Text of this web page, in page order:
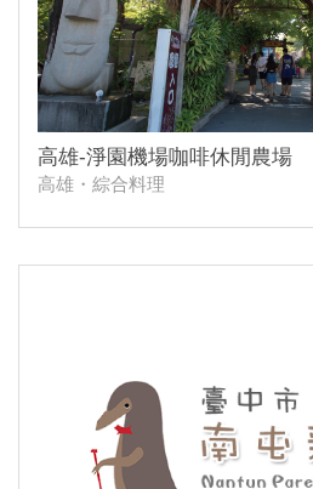
高雄-淨園機場咖啡休閒農場
高雄・綜合料理